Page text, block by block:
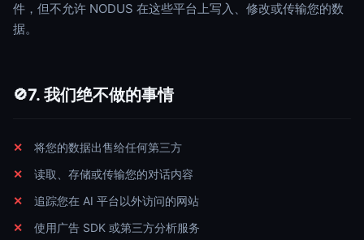
件，但不允许 NODUS 在这些平台上写入、修改或传输您的数
据。
🚫7. 我们绝不做的事情
将您的数据出售给任何第三方
读取、存储或传输您的对话内容
追踪您在 AI 平台以外访问的网站
使用广告 SDK 或第三方分析服务